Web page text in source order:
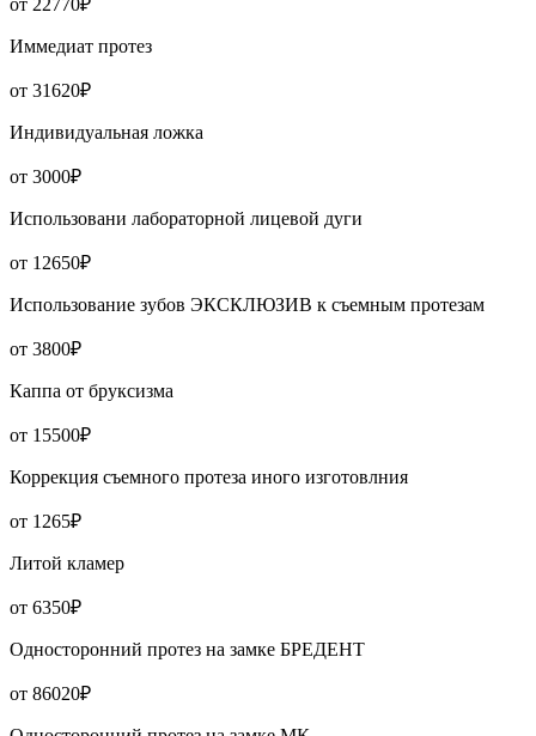
Иммедиат протез
от 31620₽
Индивидуальная ложка
от 3000₽
Использовани лабораторной лицевой дуги
от 12650₽
Использование зубов ЭКСКЛЮЗИВ к съемным протезам
от 3800₽
Каппа от бруксизма
от 15500₽
Коррекция съемного протеза иного изготовлния
от 1265₽
Литой кламер
от 6350₽
Односторонний протез на замке БРЕДЕНТ
от 86020₽